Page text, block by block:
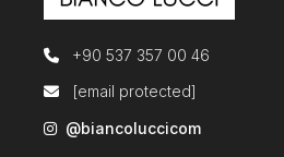
+90 537 357 00 46
[email protected]
@biancoluccicom